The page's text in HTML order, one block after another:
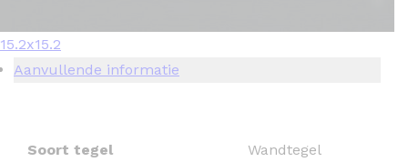
15.2x15.2
Aanvullende informatie
Soort tegel Wandtegel